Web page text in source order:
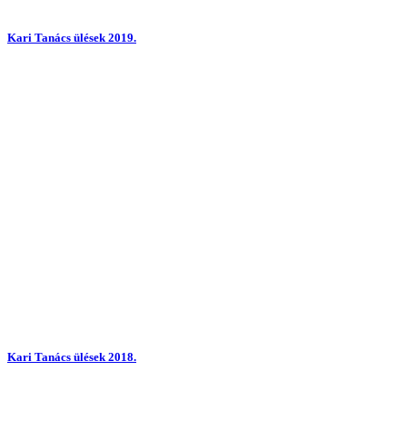
Kari Tanács ülések 2019.
Kari Tanács ülések 2018.